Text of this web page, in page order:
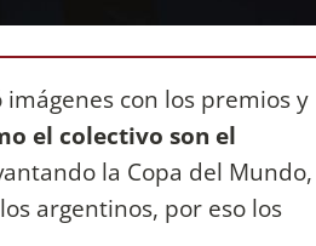
con los premios y
el colectivo son el
la Copa del Mundo,
argentinos, por eso los